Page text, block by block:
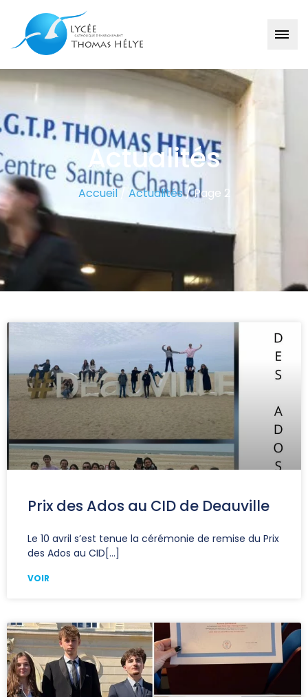
Actualités
Accueil/ Actualités/Page 2
Prix des Ados au CID de Deauville
Le 10 avril s’est tenue la cérémonie de remise du Prix
des Ados au CID
VOIR